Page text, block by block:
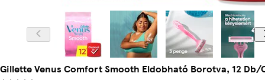
Gillette Venus Comfort Smooth Eldobható Borotva, 12 Db/